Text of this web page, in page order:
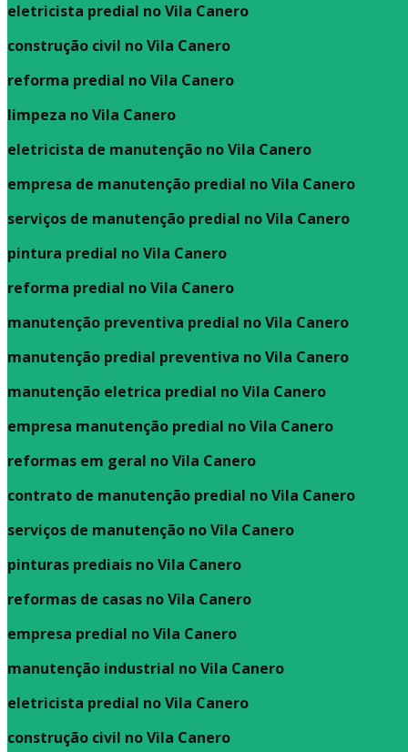
eletricista predial no Vila Canero
construção civil no Vila Canero
reforma predial no Vila Canero
limpeza no Vila Canero
eletricista de manutenção no Vila Canero
empresa de manutenção predial no Vila Canero
serviços de manutenção predial no Vila Canero
pintura predial no Vila Canero
reforma predial no Vila Canero
manutenção preventiva predial no Vila Canero
manutenção predial preventiva no Vila Canero
manutenção eletrica predial no Vila Canero
empresa manutenção predial no Vila Canero
reformas em geral no Vila Canero
contrato de manutenção predial no Vila Canero
serviços de manutenção no Vila Canero
pinturas prediais no Vila Canero
reformas de casas no Vila Canero
empresa predial no Vila Canero
manutenção industrial no Vila Canero
eletricista predial no Vila Canero
construção civil no Vila Canero